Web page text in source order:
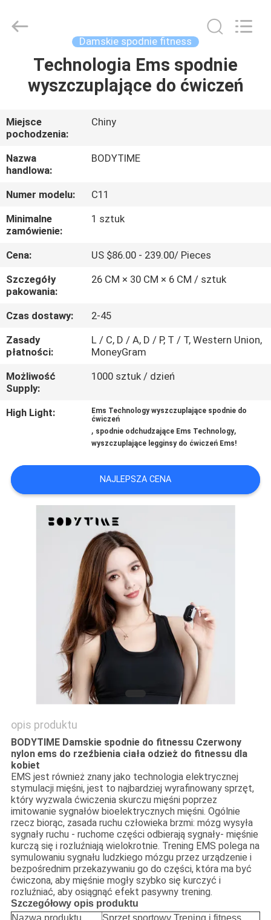
DOM
O
NAS
WYCIECZKA
PO
KONTROLA
JAKOŚCI
SKONTAKTUJ
SIĘ
Z
AKTUALNOŚCI
SPRAWY
POPROSIĆ
SITEMAP
PRIVACY
POLICY
Damskie spodnie fitness
Technologia Ems spodnie
wyszczuplające do ćwiczeń
Miejsce
pochodzenia:
Chiny
Nazwa
handlowa:
BODYTIME
Numer modelu:
C11
Minimalne
zamówienie:
1 sztuk
Cena:
US $86.00 - 239.00/ Pieces
Szczegóły
pakowania:
26 CM × 30 CM × 6 CM / sztuk
Czas dostawy:
2-45
Zasady
płatności:
L / C, D / A, D / P, T / T, Western Union,
MoneyGram
Możliwość
Supply:
1000 sztuk / dzień
High Light:
Ems Technology wyszczuplające spodnie do
ćwiczeń
, spodnie odchudzające Ems Technology,
wyszczuplające legginsy do ćwiczeń Ems!
NAJLEPSZA CENA
opis produktu
BODYTIME Damskie spodnie do fitnessu Czerwony
nylon ems do rzeźbienia ciała odzież do fitnessu dla
kobiet
EMS jest również znany jako technologia elektrycznej
stymulacji mięśni, jest to najbardziej wyrafinowany sprzęt,
który wyzwala ćwiczenia skurczu mięśni poprzez
imitowanie sygnałów bioelektrycznych mięśni. Ogólnie
rzecz biorąc, zasada ruchu człowieka brzmi: mózg wysyła
sygnały ruchu - ruchome części odbierają sygnały- mięśnie
kurczą się i rozluźniają wielokrotnie. Trening EMS polega na
symulowaniu sygnału ludzkiego mózgu przez urządzenie i
bezpośrednim przekazywaniu go do części, która ma być
ćwiczona, aby mięśnie mogły szybko się kurczyć i
rozluźniać, aby osiągnąć efekt pasywny trening.
Szczegółowy opis produktu